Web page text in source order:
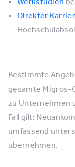
Direkter
Bestimmte
gesamte Migros-
zu Unternehmen
Fall gilt:
umfassend
übernehmen.